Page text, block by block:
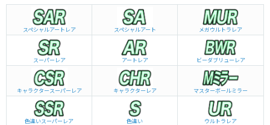
スペシャルアートレア スペシャルアート メガウルトラレア
スーパーレア アートレア ビーダブリュー レア
キャラクタースーパーレア キャラクターレア マスターボールミラー
色違いスーパーレア 色違い ウルトラレア